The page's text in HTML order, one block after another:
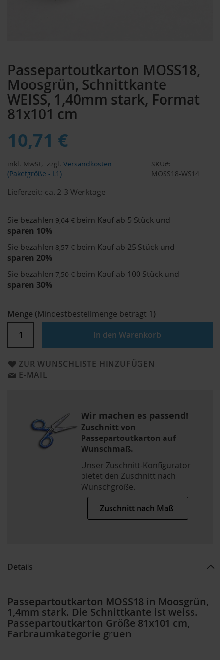
Passepartoutkarton MOSS18,
Moosgrün, Schnittkante
WEISS, 1,40mm stark, Format
81x101 cm
10,71 €
inkl. MwSt, zzgl. Versandkosten
(Paketgröße - L1)
SKU
MOSS18-WS14
Lieferzeit: ca. 2-3 Werktage
Sie bezahlen 9,64 € beim Kauf ab 5 Stück und
sparen 10%
Sie bezahlen 8,57 € beim Kauf ab 25 Stück und
sparen 20%
Sie bezahlen 7,50 € beim Kauf ab 100 Stück und
sparen 30%
Menge (Mindestbestellmenge beträgt 1)
In den Warenkorb
ZUR WUNSCHLISTE HINZUFÜGEN
E-MAIL
Wir machen es passend!
Zuschnitt von
Passepartoutkarton auf
Wunschmaß.
Unser Zuschnitt-Konfigurator
bietet den Zuschnitt nach
Wunschgröße.
Zuschnitt nach Maß
der
Bildergalerie
springen
Details
Passepartoutkarton MOSS18 in Moosgrün,
1,4mm stark. Die Schnittkante ist weiss.
Passepartoutkarton Größe 81x101 cm,
Farbraumkategorie gruen